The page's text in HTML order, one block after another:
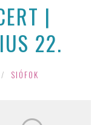
|
22.
/ SIÓFOK